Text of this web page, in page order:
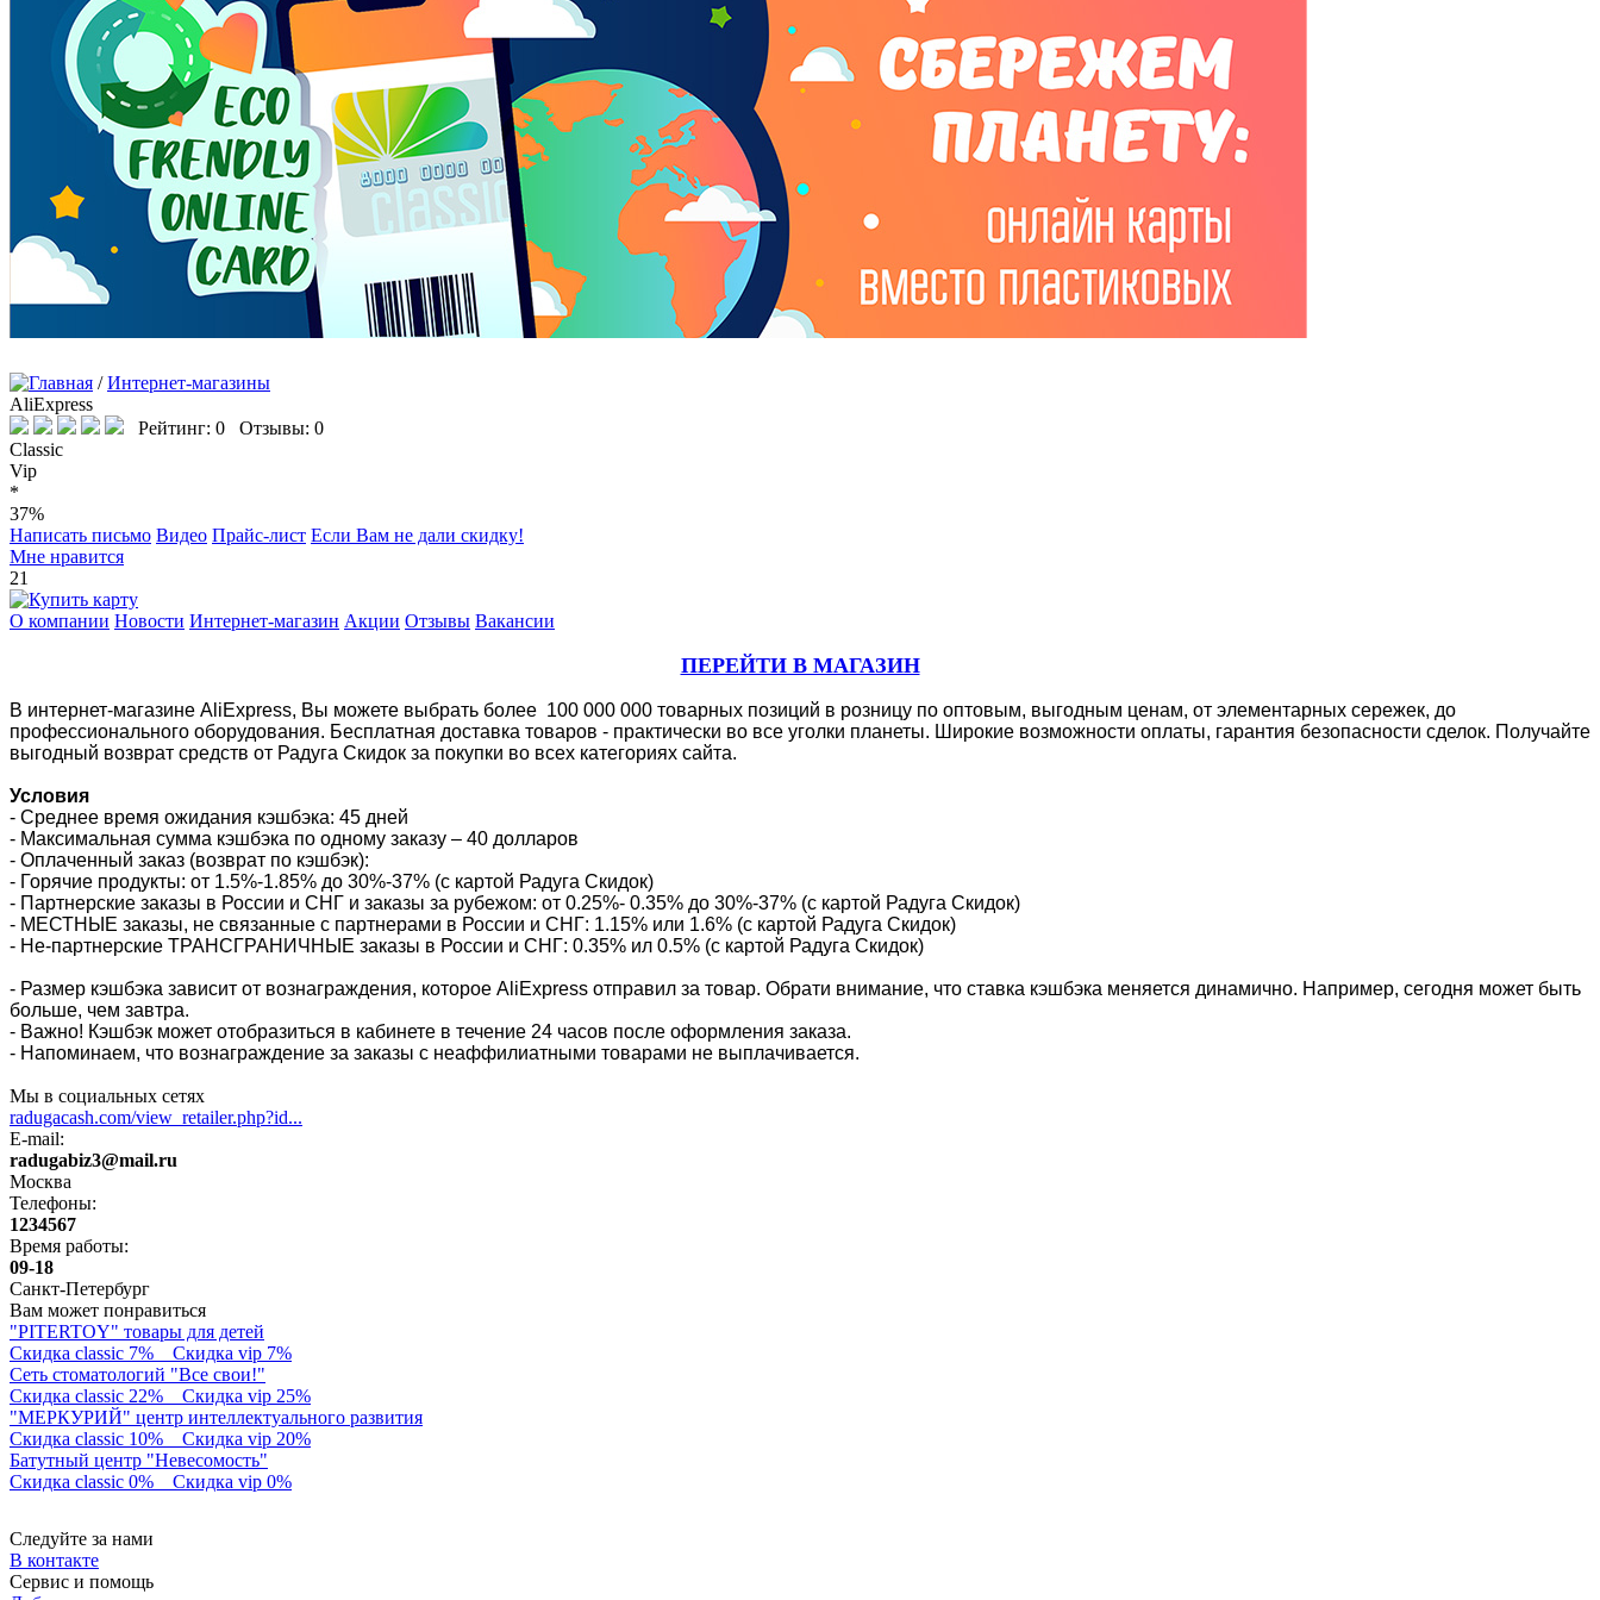
/Интернет-магазины
AliExpress
Рейтинг: 0 Отзывы: 0
Classic
Vip
*
37%
Написать письмо Видео Прайс-лист Если Вам не дали скидку!
Мне нравится
21
О компании Новости Интернет-магазин Акции Отзывы Вакансии
ПЕРЕЙТИ В МАГАЗИН
В интернет-магазине AliExpress, Вы можете выбрать более 100 000 000 товарных позиций в розницу по оптовым, выгодным ценам, от элементарных сережек, до
профессионального оборудования. Бесплатная доставка товаров - практически во все уголки планеты. Широкие возможности оплаты, гарантия безопасности сделок. Получайте
выгодный возврат средств от Радуга Скидок за покупки во всех категориях сайта.
Условия
- Среднее время ожидания кэшбэка: 45 дней
- Максимальная сумма кэшбэка по одному заказу – 40 долларов
- Оплаченный заказ (возврат по кэшбэк):
- Горячие продукты: от 1.5%-1.85% до 30%-37% (с картой Радуга Скидок)
- Партнерские заказы в России и СНГ и заказы за рубежом: от 0.25%- 0.35% до 30%-37% (с картой Радуга Скидок)
- МЕСТНЫЕ заказы, не связанные с партнерами в России и СНГ: 1.15% или 1.6% (с картой Радуга Скидок)
- Не-партнерские ТРАНСГРАНИЧНЫЕ заказы в России и СНГ: 0.35% ил 0.5% (с картой Радуга Скидок)
- Размер кэшбэка зависит от вознаграждения, которое AliExpress отправил за товар. Обрати внимание, что ставка кэшбэка меняется динамично. Например, сегодня может быть
больше, чем завтра.
- Важно! Кэшбэк может отобразиться в кабинете в течение 24 часов после оформления заказа.
- Напоминаем, что вознаграждение за заказы с неаффилиатными товарами не выплачивается.
Мы в социальных сетях
radugacash.com/view_retailer.php?id...
E-mail:
radugabiz3@mail.ru
Москва
Телефоны:
1234567
Время работы:
09-18
Санкт-Петербург
Вам может понравиться
"PITERTOY" товары для детей
Скидка classic 7%
Скидка vip 7%
Сеть стоматологий "Все свои!"
Скидка classic 22%
Скидка vip 25%
"МЕРКУРИЙ" центр интеллектуального развития
Скидка classic 10%
Скидка vip 20%
Батутный центр "Невесомость"
Скидка classic 0%
Скидка vip 0%
Следуйте за нами
В контакте
Сервис и помощь